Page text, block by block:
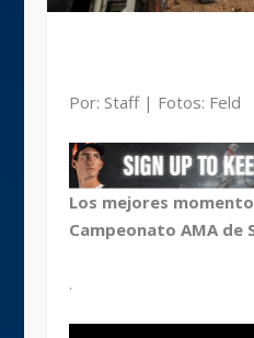
Por: Staff | Fotos: Feld
Los mejores
Campeonato AMA de
.